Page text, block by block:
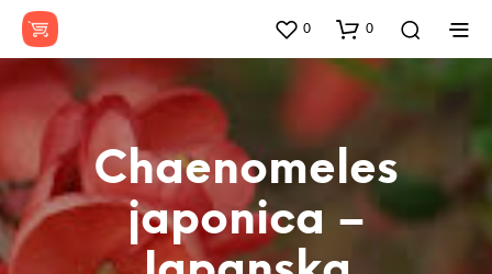
0 0
Chaenomeles
japonica –